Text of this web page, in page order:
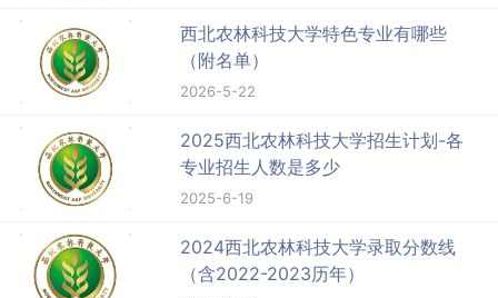
西北农林科技大学特色专业有哪些
（附名单）
2026-5-22
2025西北农林科技大学招生计划-各
专业招生人数是多少
2025-6-19
2024西北农林科技大学录取分数线
（含2022-2023历年）